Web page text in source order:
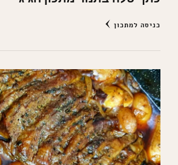
כניסה למתכון